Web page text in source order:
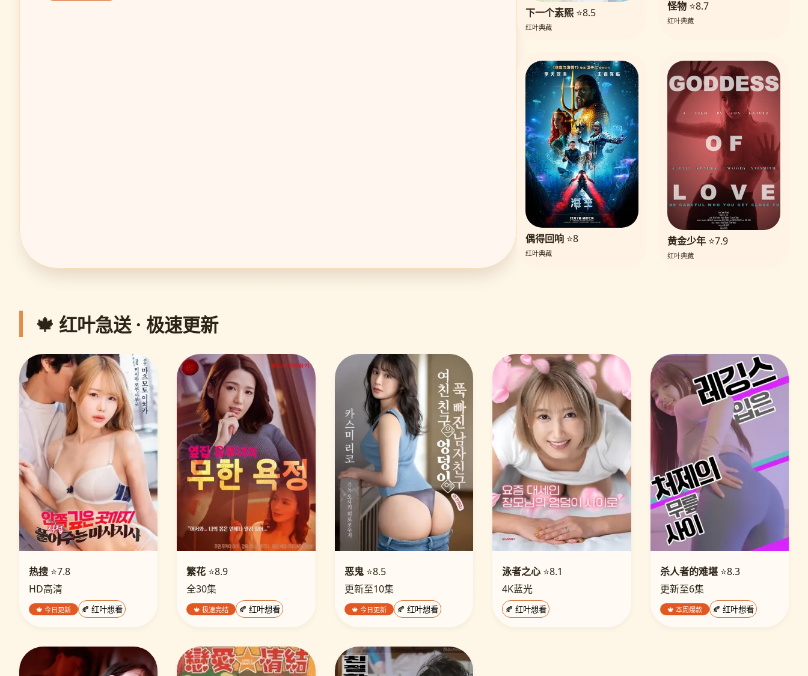
下一个素熙⭐8.5
红叶典藏
怪物⭐8.7
红叶典藏
偶得回响⭐8
红叶典藏
黄金少年⭐7.9
红叶典藏
🍁 红叶急送 · 极速更新
热搜 ⭐7.8
HD高清
🍁 今日更新 🍂 红叶想看
繁花 ⭐8.9
全30集
🍁 极速完结 🍂 红叶想看
恶鬼⭐8.5
更新至10集
🍁 今日更新 🍂 红叶想看
泳者之心 ⭐8.1
4K蓝光
🍂 红叶想看
杀人者的难堪⭐8.3
更新至6集
🍁 本周爆款 🍂 红叶想看